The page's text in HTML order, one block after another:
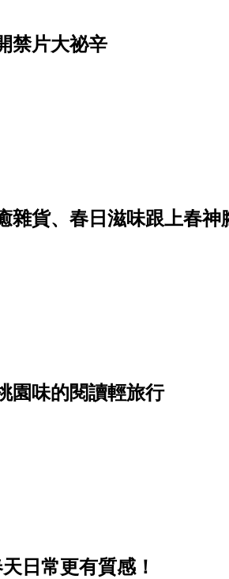
禁片大祕辛
雜貨、春日滋味跟上春神
園味的閱讀輕旅行
日常更有質感！